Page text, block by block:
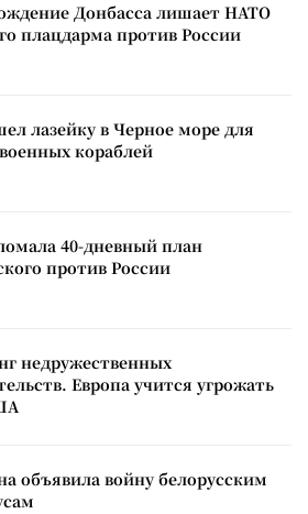
Донбасса лишает НАТО
плацдарма против России
лазейку в Черное море для
кораблей
40-дневный план
против России
недружественных
Европа учится угрожать
объявила войну белорусским